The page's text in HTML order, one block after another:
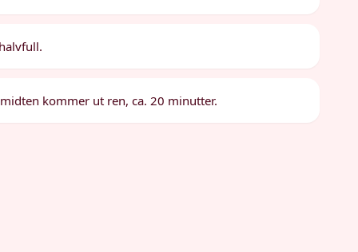
kommer ut ren, ca. 20 minutter.